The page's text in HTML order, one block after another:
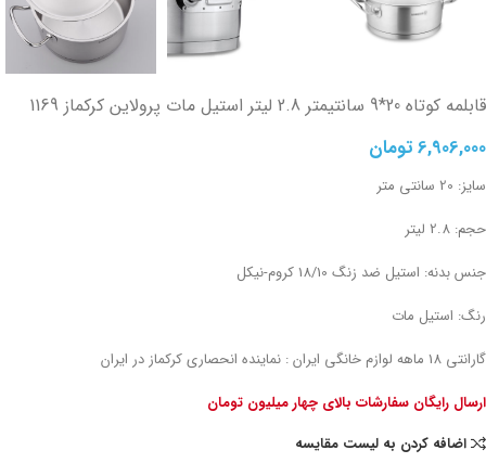
قابلمه کوتاه 20*9 سانتیمتر 2.8 لیتر استیل مات پرولاین کرکماز 1169
6,906,000تومان
سایز: 20 سانتی متر
حجم: 2.8 لیتر
جنس بدنه: استیل ضد زنگ 18/10 کروم-نیکل
رنگ: استیل مات
گارانتی 18 ماهه لوازم خانگی ایران : نماینده انحصاری کرکماز در ایران
ارسال رایگان سفارشات بالای چهار میلیون تومان
اضافه کردن به لیست مقایسه